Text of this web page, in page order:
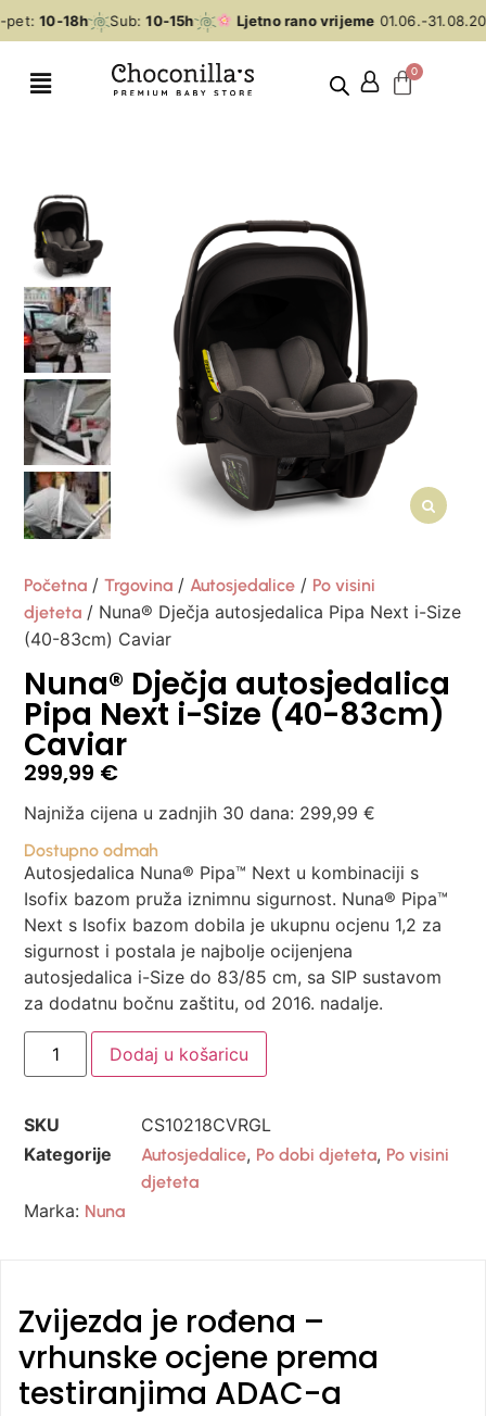
10-18h Sub:10-15h Ljetno rano vrijeme01.06.-
Početna /Trgovina /Autosjedalice / Po visini
djeteta / Nuna® Dječja autosjedalica Pipa Next i-Size
(40-83cm) Caviar
Nuna® Dječja autosjedalica
Pipa Next i-Size (40-83cm)
Caviar
299,99 €
Najniža cijena u zadnjih 30 dana: 299,99€
Dostupno odmah
Autosjedalica Nuna® Pipa™ Next u kombinaciji s
Isofix bazom pruža iznimnu sigurnost. Nuna® Pipa™
Next s Isofix bazom dobila je ukupnu ocjenu 1,2 za
sigurnost i postala je najbolje ocijenjena
autosjedalica i-Size do 83/85 cm, sa SIP sustavom
za dodatnu bočnu zaštitu, od 2016. nadalje.
Dodaj u košaricu
SKU
CS10218CVRGL
Kategorije
Autosjedalice, Po dobi djeteta, Po visini
djeteta
Marka: Nuna
Zvijezda je rođena –
vrhunske ocjene prema
testiranjima ADAC-a